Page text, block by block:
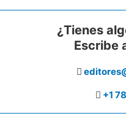
¿Tienes
Escribe
+1